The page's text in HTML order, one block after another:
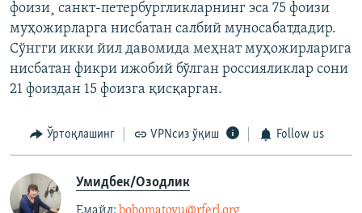
фоизи¸ санкт-петербургликларнинг эса 75 фоизи
муҳожирларга нисбатан салбий муносабатдадир.
Сўнгги икки йил давомида меҳнат муҳожирларига
нисбатан фикри ижобий бўлган россияликлар сони
21 фоиздан 15 фоизга қисқарган.
Ўртоқлашинг VPNсиз ўқиш Follow us
Умидбек/Озодлик